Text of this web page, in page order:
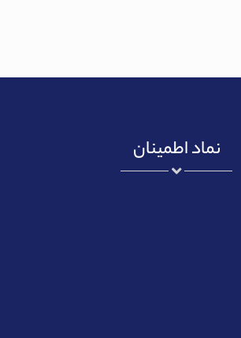
نماد اطمینان